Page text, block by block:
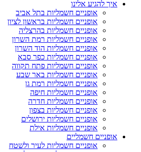
איך להגיע אלינו
אופניים חשמליות בתל אביב
אופניים חשמליות בראשון לציון
אופניים חשמליות בהרצליה
אופניים חשמליות רמת השרון
אופניים חשמליות הוד השרון
אופניים חשמליות כפר סבא
אופניים חשמליות פתח תקווה
אופניים חשמליות באר שבע
אופניים חשמליות רמת גן
אופניים חשמליות חיפה
אופניים חשמליות חדרה
אופניים חשמליות בצפון
אופניים חשמליות ירושלים
אופניים חשמליות אילת
אופניים חשמליים
אופניים חשמליות לעיר ולשטח